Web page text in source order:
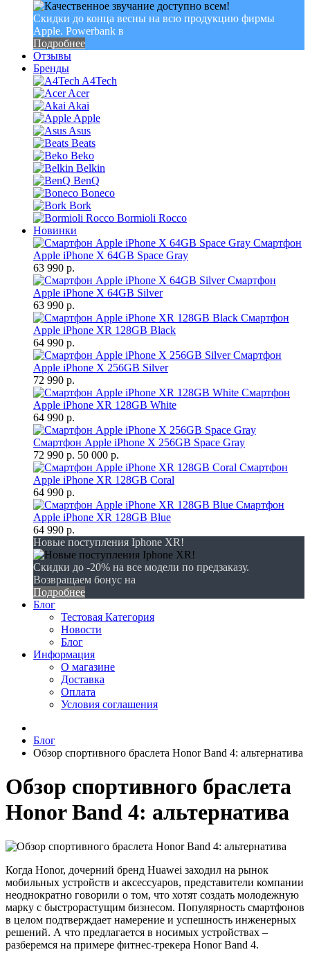
Скидки до конца весны на всю продукцию фирмы
Apple. Powerbank в
Подробнее
Отзывы
Бренды
A4Tech
Acer
Akai
Apple
Asus
Beats
Beko
Belkin
BenQ
Boneco
Bork
Bormioli Rocco
Новинки
Смартфон
Apple iPhone X 64GB Space Gray
63 990 р.
Смартфон
Apple iPhone X 64GB Silver
63 990 р.
Смартфон
Apple iPhone XR 128GB Black
64 990 р.
Смартфон
Apple iPhone X 256GB Silver
72 990 р.
Смартфон
Apple iPhone XR 128GB White
64 990 р.
Смартфон Apple iPhone X 256GB Space Gray
72 990 р. 50 000 р.
Смартфон
Apple iPhone XR 128GB Coral
64 990 р.
Смартфон
Apple iPhone XR 128GB Blue
64 990 р.
Новые поступления Iphone XR!
Скидки до -20% на все модели по предзаказу.
Возвращаем бонус на
Подробнее
Блог
Тестовая Категория
Новости
Блог
Информация
О магазине
Доставка
Оплата
Условия соглашения
Блог
Обзор спортивного браслета Honor Band 4: альтернатива
Обзор спортивного браслета
Honor Band 4: альтернатива
Когда Honor, дочерний бренд Huawei заходил на рынок
мобильных устройств и аксессуаров, представители компании
неоднократно говорили о том, что хотят создать молодежную
марку с быстрорастущим бизнесом. Популярность смартфонов
в целом подтверждает намерение и успешность инженерных
решений. А что предлагается в носимых устройствах –
разберемся на примере фитнес-трекера Honor Band 4.